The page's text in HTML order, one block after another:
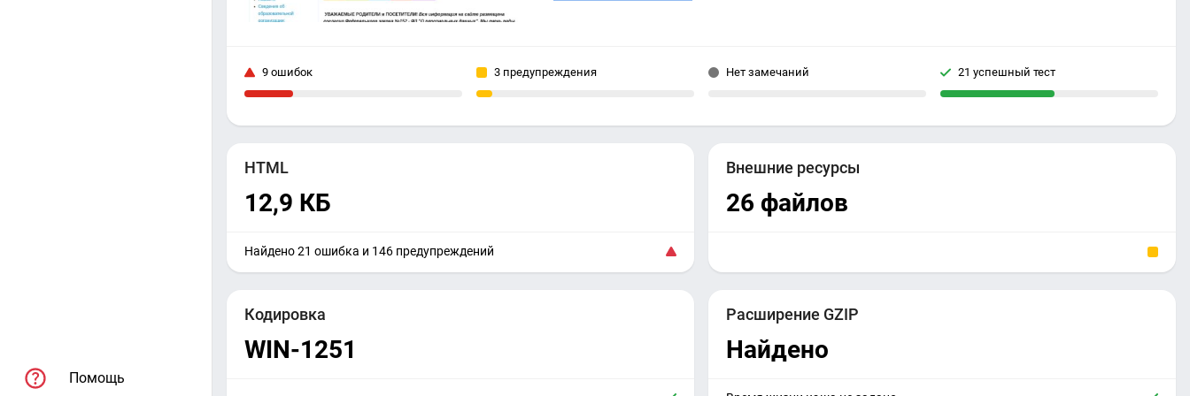
Помощь
9 ошибок 3 предупреждения Нет замечаний 21 успешный тест
HTML
12,9 КБ
Найдено 21 ошибка и 146 предупреждений
Внешние ресурсы
26 файлов
Кодировка
WIN-1251
Расширение GZIP
Найдено